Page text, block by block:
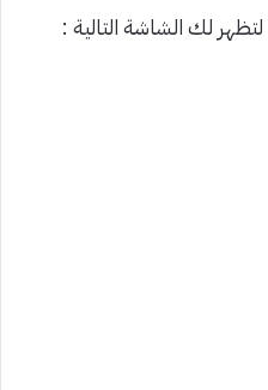
لك الشاشة التالية :